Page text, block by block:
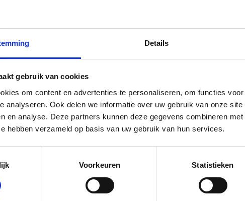
Details
gebruik van cookies
om content en advertenties te personaliseren, om functies
analyseren. Ook delen we informatie over uw gebruik van onze
en analyse. Deze partners kunnen deze gegevens combineren
hebben verzameld op basis van uw gebruik van hun services.
Voorkeuren Statistieken
moet je Binchotan houtskool gebruiken i.p.v. van